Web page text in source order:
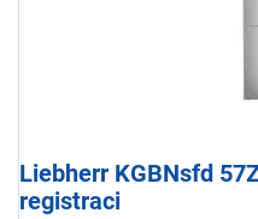
Liebherr KGBNsfd
registraci